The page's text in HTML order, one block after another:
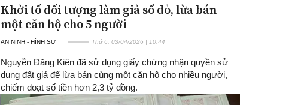
Khởi tố đối tượng làm giả sổ đỏ, lừa bán
một căn hộ cho 5 người
AN NINH - HÌNH SỰ Thứ 6, 03/04/2026 | 10:44
Nguyễn Đăng Kiên đã sử dụng giấy chứng nhận quyền sử
dụng đất giả để lừa bán cùng một căn hộ cho nhiều người,
chiếm đoạt số tiền hơn 2,3 tỷ đồng.